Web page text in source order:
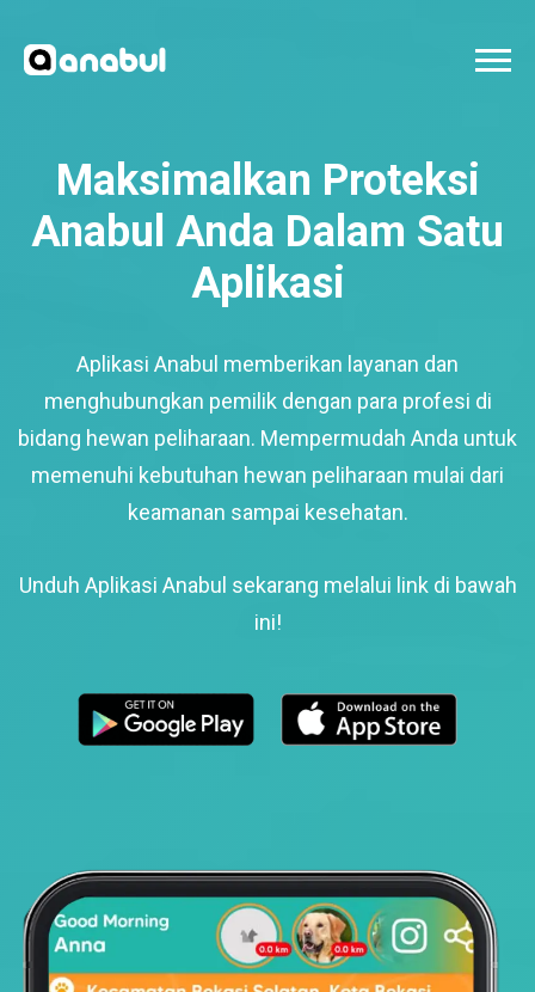
Maksimalkan Proteksi
Anabul Anda Dalam Satu
Aplikasi
Aplikasi Anabul memberikan layanan dan
menghubungkan pemilik dengan para profesi di
bidang hewan peliharaan. Mempermudah Anda untuk
memenuhi kebutuhan hewan peliharaan mulai dari
keamanan sampai kesehatan.
Unduh Aplikasi Anabul sekarang melalui link di bawah
ini!